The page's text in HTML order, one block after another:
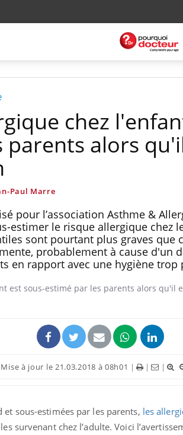
chez
parents alors
Paul Marre
pour l’association Asthme &
estimer le risque allergique chez
sont pourtant plus graves que
probablement à cause d'un
en rapport avec une hygiène trop
Mise à jour le 21.03.2018 à 08h01 | | |
sous-estimées par les parents, les
survenant chez l’adulte. Voici